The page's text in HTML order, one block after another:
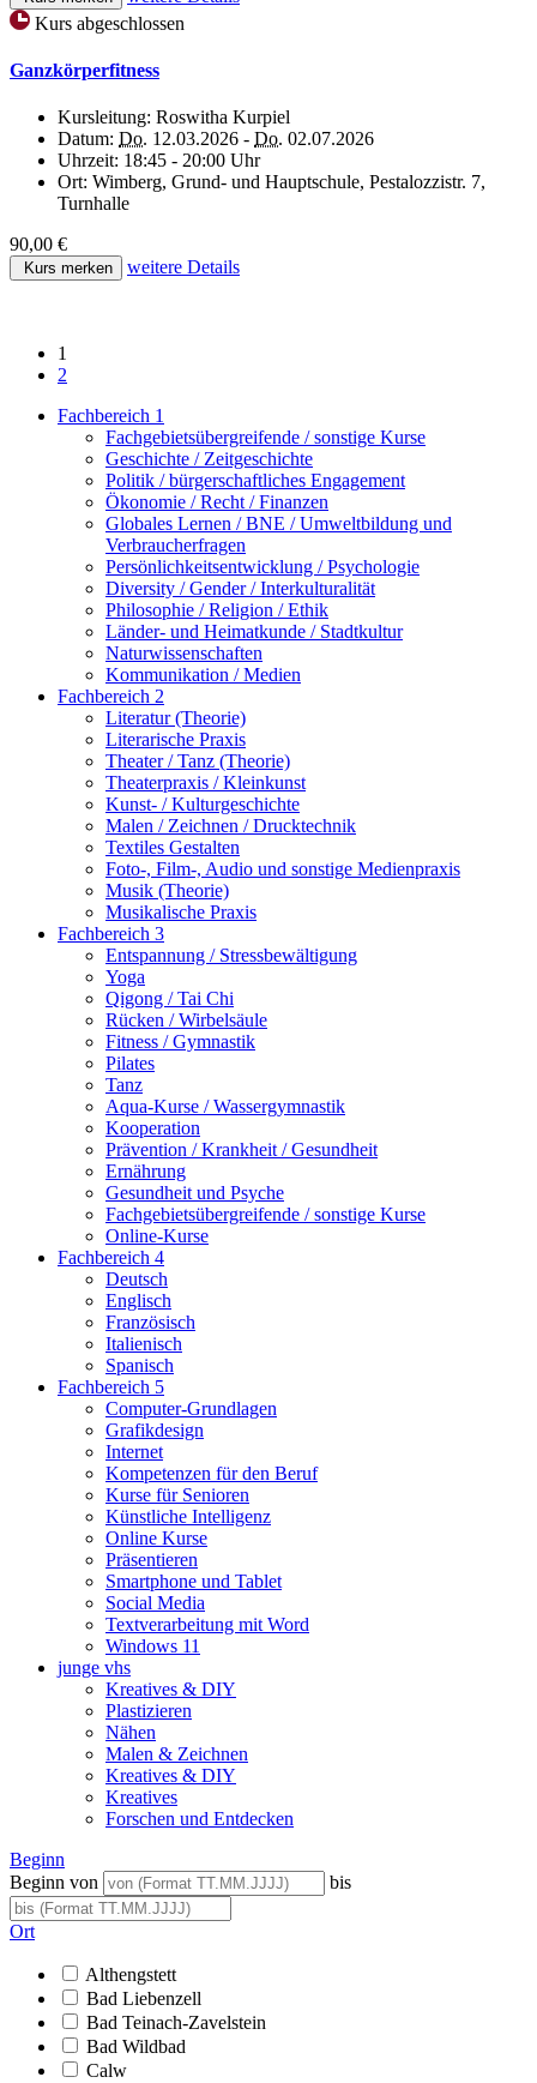
Kurs abgeschlossen
Ganzkörperfitness
Kursleitung: Roswitha Kurpiel
Datum: Do. 12.03.2026 - Do. 02.07.2026
Uhrzeit: 18:45 - 20:00 Uhr
Ort: Wimberg, Grund- und Hauptschule, Pestalozzistr. 7,
Turnhalle
90,00 €
Kurs merken weitere Details
1
2
Fachbereich 1
Fachgebietsübergreifende / sonstige Kurse
Geschichte / Zeitgeschichte
Politik / bürgerschaftliches Engagement
Ökonomie / Recht / Finanzen
Globales Lernen / BNE / Umweltbildung und
Verbraucherfragen
Persönlichkeitsentwicklung / Psychologie
Diversity / Gender / Interkulturalität
Philosophie / Religion / Ethik
Länder- und Heimatkunde / Stadtkultur
Naturwissenschaften
Kommunikation / Medien
Fachbereich 2
Literatur (Theorie)
Literarische Praxis
Theater / Tanz (Theorie)
Theaterpraxis / Kleinkunst
Kunst- / Kulturgeschichte
Malen / Zeichnen / Drucktechnik
Textiles Gestalten
Foto-, Film-, Audio und sonstige Medienpraxis
Musik (Theorie)
Musikalische Praxis
Fachbereich 3
Entspannung / Stressbewältigung
Yoga
Qigong / Tai Chi
Rücken / Wirbelsäule
Fitness / Gymnastik
Pilates
Tanz
Aqua-Kurse / Wassergymnastik
Kooperation
Prävention / Krankheit / Gesundheit
Ernährung
Gesundheit und Psyche
Fachgebietsübergreifende / sonstige Kurse
Online-Kurse
Fachbereich 4
Deutsch
Englisch
Französisch
Italienisch
Spanisch
Fachbereich 5
Computer-Grundlagen
Grafikdesign
Internet
Kompetenzen für den Beruf
Kurse für Senioren
Künstliche Intelligenz
Online Kurse
Präsentieren
Smartphone und Tablet
Social Media
Textverarbeitung mit Word
Windows 11
junge vhs
Kreatives & DIY
Plastizieren
Nähen
Malen & Zeichnen
Kreatives & DIY
Kreatives
Forschen und Entdecken
Beginn
Beginn von
bis
Ort
Althengstett
Bad Liebenzell
Bad Teinach-Zavelstein
Bad Wildbad
Calw